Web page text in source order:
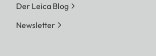
Der Leica Blog
Newsletter